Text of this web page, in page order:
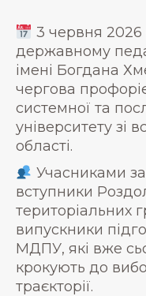
3 червня 2026
державному
імені Богдана
чергова
системної та
університету зі
області.
Учасниками
вступники
територіальних
випускники
МДПУ, які вже
крокують до
траєкторії.